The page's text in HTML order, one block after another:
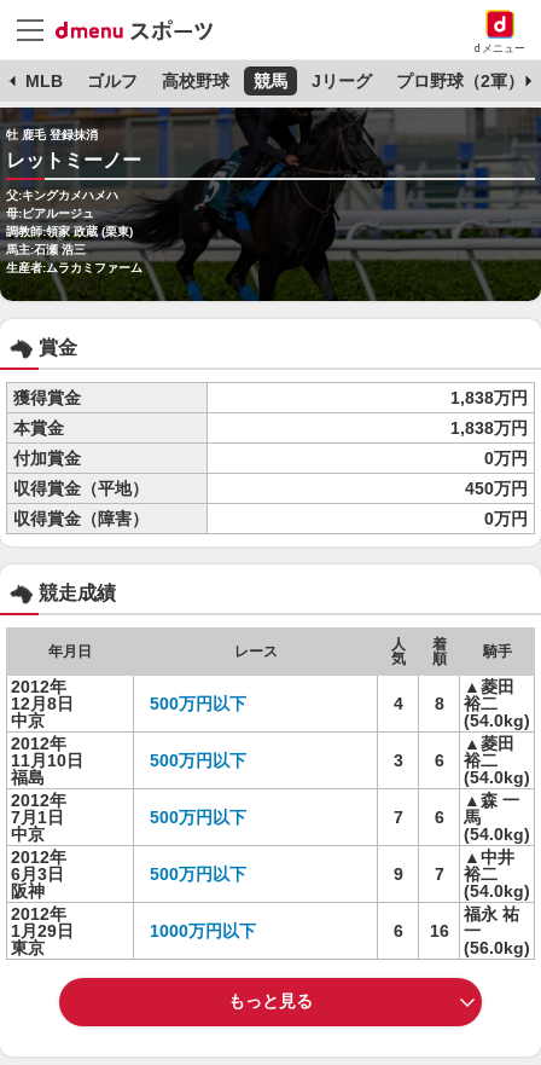
dメニュー
MLB ゴルフ 高校野球 競馬 Jリーグ プロ野球（2軍）
牡 鹿毛 登録抹消
レットミーノー
父:キングカメハメハ
母:ピアルージュ
調教師:領家 政蔵 (栗東)
馬主:石瀬 浩三
生産者:ムラカミファーム
賞金
獲得賞金
1,838万円
本賞金
1,838万円
付加賞金
0万円
収得賞金（平地）
450万円
収得賞金（障害）
0万円
競走成績
年月日 レース
人
気
着
順
騎手
2012年
12月8日
中京
500万円以下 4 8
▲菱田
裕二
(54.0kg)
2012年
11月10日
福島
500万円以下 3 6
▲菱田
裕二
(54.0kg)
2012年
7月1日
中京
500万円以下 7 6
▲森 一
馬
(54.0kg)
2012年
6月3日
阪神
500万円以下 9 7
▲中井
裕二
(54.0kg)
2012年
1月29日
東京
1000万円以下 6 16
福永 祐
一
(56.0kg)
もっと見る